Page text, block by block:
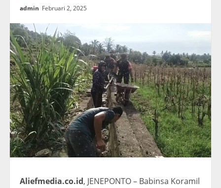
admin Februari 2, 2025
Aliefmedia.co.id, JENEPONTO – Babinsa Koramil